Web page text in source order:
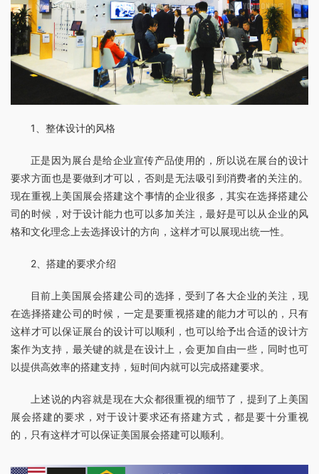
1、整体设计的风格
正是因为展台是给企业宣传产品使用的，所以说在展台的设计
要求方面也是要做到才可以，否则是无法吸引到消费者的关注的。
现在重视上美国展会搭建这个事情的企业很多，其实在选择搭建公
司的时候，对于设计能力也可以多加关注，最好是可以从企业的风
格和文化理念上去选择设计的方向，这样才可以展现出统一性。
2、搭建的要求介绍
目前上美国展会搭建公司的选择，受到了各大企业的关注，现
在选择搭建公司的时候，一定是要重视搭建的能力才可以的，只有
这样才可以保证展台的设计可以顺利，也可以给予出合适的设计方
案作为支持，最关键的就是在设计上，会更加自由一些，同时也可
以提供高效率的搭建支持，短时间内就可以完成搭建要求。
上述说的内容就是现在大众都很重视的细节了，提到了上美国
展会搭建的要求，对于设计要求还有搭建方式，都是要十分重视
的，只有这样才可以保证美国展会搭建可以顺利。